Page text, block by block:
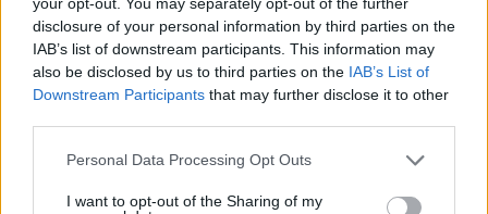
disclosure of your personal information by third parties on the
IAB’s list of downstream participants. This information may
also be disclosed by us to third parties on the IAB’s List of
Downstream Participants that may further disclose it to other
Please note that this website/app uses one or more Google
not limited to your visit or usage behaviour. You may click to
Personal Data Processing Opt Outs
I want to opt-out of the Sharing of my
διασώστες προσπαθούσαν να το βγάλουν... Μέχρι να
έρθουν τα ΜΜΕ. Αλλά φοβήθηκε μην δεν τον πάρει
χαμπάρι κάποιος και... πεθάνει. Κιμ, πάτα το λέμε!
ΑΠΑΝΤΗΣΗ